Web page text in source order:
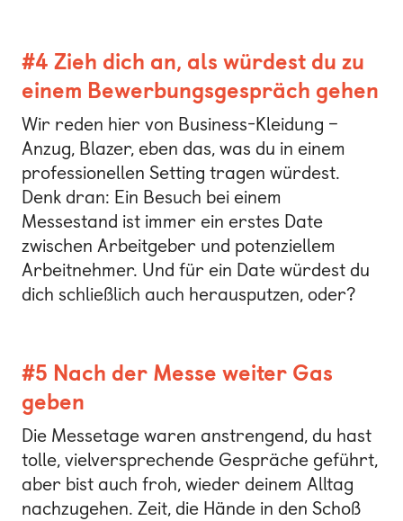
#4 Zieh dich an, als würdest du zu
einem Bewerbungsgespräch gehen
Wir reden hier von Business-Kleidung –
Anzug, Blazer, eben das, was du in einem
professionellen Setting tragen würdest.
Denk dran: Ein Besuch bei einem
Messestand ist immer ein erstes Date
zwischen Arbeitgeber und potenziellem
Arbeitnehmer. Und für ein Date würdest du
dich schließlich auch herausputzen, oder?
#5 Nach der Messe weiter Gas
geben
Die Messetage waren anstrengend, du hast
tolle, vielversprechende Gespräche geführt,
aber bist auch froh, wieder deinem Alltag
nachzugehen. Zeit, die Hände in den Schoß